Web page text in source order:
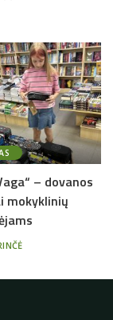
– dovanos
mokyklinių